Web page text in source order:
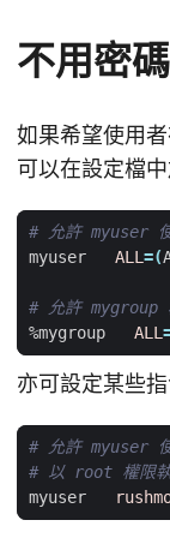
不用密
如果希望使用
可以在設定檔
# 允許 myuser
myuser ALL=(
# 允許 mygroup
%mygroup ALL
亦可設定某些
# 允許 myuser
# 以 root 權限
myuser